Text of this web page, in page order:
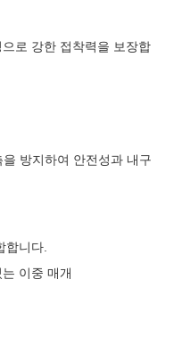
로 강한 접착력을 보장합
방지하여 안전성과 내구
합니다.
이중 매개